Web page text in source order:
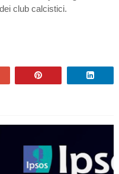
club calcistici.